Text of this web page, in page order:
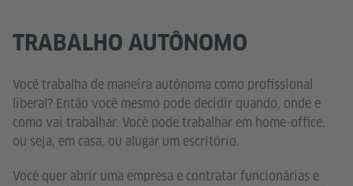
TRABALHO AUTÔNOMO
Você trabalha de maneira autônoma como profissional
liberal? Então você mesmo pode decidir quando, onde e
como vai trabalhar. Você pode trabalhar em home-office,
ou seja, em casa, ou alugar um escritório.
Você quer abrir uma empresa e contratar funcionárias e